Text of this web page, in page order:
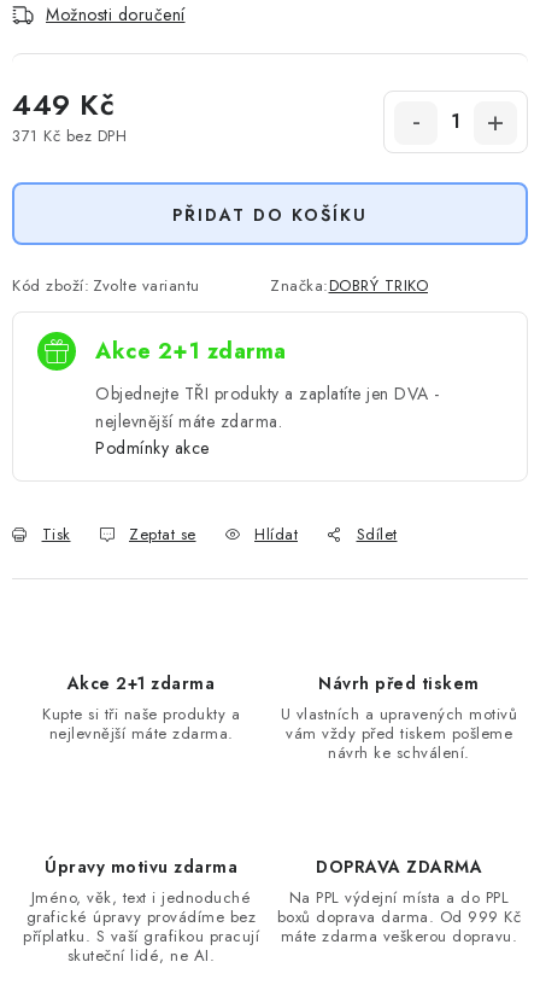
Možnosti doručení
449 Kč
371 Kč bez DPH
PŘIDAT DO KOŠÍKU
Kód zboží: Zvolte variantu Značka:DOBRÝ TRIKO
Akce 2+1 zdarma
Objednejte TŘI produkty a zaplatíte jen DVA -
nejlevnější máte zdarma.
Podmínky akce
Tisk Zeptat se Hlídat Sdílet
Akce 2+1 zdarma
Kupte si tři naše produkty a
nejlevnější máte zdarma.
Návrh před tiskem
U vlastních a upravených motivů
vám vždy před tiskem pošleme
návrh ke schválení.
Úpravy motivu zdarma
Jméno, věk, text i jednoduché
grafické úpravy provádíme bez
příplatku. S vaší grafikou pracují
skuteční lidé, ne AI.
DOPRAVA ZDARMA
Na PPL výdejní místa a do PPL
boxů doprava darma. Od 999 Kč
máte zdarma veškerou dopravu.